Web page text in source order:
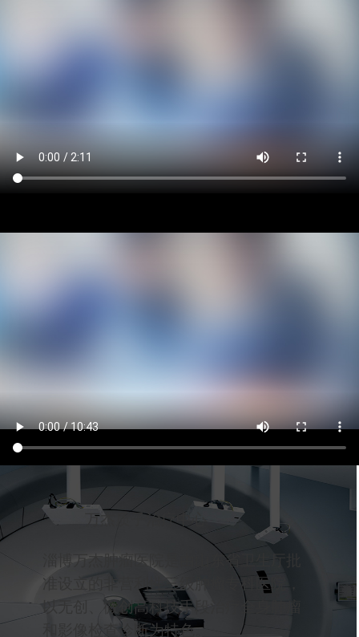
淄博万杰肿瘤医院是由山东省卫生厅批
准设立的非营利性三级肿瘤专科医院，
以无创、微创高科技手段治疗全身肿瘤
和影像检查诊断为特色。
万杰质子治疗中心